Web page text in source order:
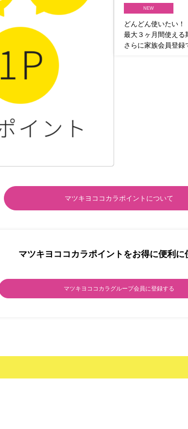
NEW
どんどん使いたい！
最大３ヶ月間使える
さらに家族会員登録
マツキヨココカラポイントについて
マツキヨココカラポイントをお得に便利に
マツキヨココカラグループ会員に登録する